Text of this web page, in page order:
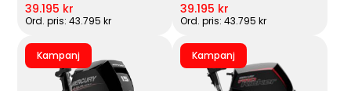
39.195 kr
Ord. pris: 43.795 kr
39.195 kr
Ord. pris: 43.795 kr
Kampanj Kampanj